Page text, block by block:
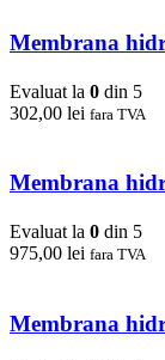
Membrana
Evaluat la 0 din 5
302,00 lei fara TVA
Membrana
Evaluat la 0 din 5
975,00 lei fara TVA
Membrana